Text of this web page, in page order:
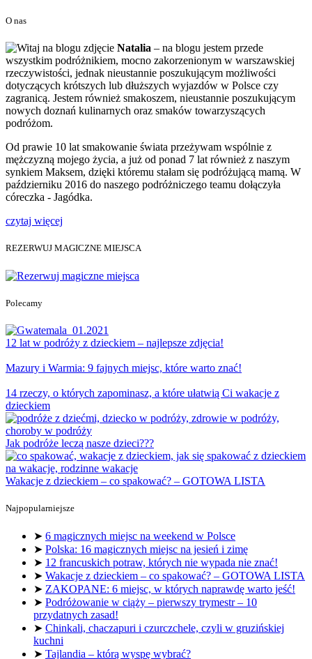
O nas
Natalia – na blogu jestem przede
wszystkim podróżnikiem, mocno zakorzenionym w warszawskiej
rzeczywistości, jednak nieustannie poszukującym możliwości
dotyczących krótszych lub dłuższych wyjazdów w Polsce czy
zagranicą. Jestem również smakoszem, nieustannie poszukującym
nowych doznań kulinarnych oraz smaków towarzyszących
podróżom.
Od prawie 10 lat smakowanie świata przeżywam wspólnie z
mężczyzną mojego życia, a już od ponad 7 lat również z naszym
synkiem Maksem, dzięki któremu stałam się podróżującą mamą. W
październiku 2016 do naszego podróżniczego teamu dołączyła
córeczka - Jagódka.
czytaj więcej
REZERWUJ MAGICZNE MIEJSCA
Polecamy
12 lat w podróży z dzieckiem – najlepsze zdjęcia!
Mazury i Warmia: 9 fajnych miejsc, które warto znać!
14 rzeczy, o których zapominasz, a które ułatwią Ci wakacje z
dzieckiem
Jak podróże leczą nasze dzieci???
Wakacje z dzieckiem – co spakować? – GOTOWA LISTA
Najpopularniejsze
➤ 6 magicznych miejsc na weekend w Polsce
➤ Polska: 16 magicznych miejsc na jesień i zimę
➤ 12 francuskich potraw, których nie wypada nie znać!
➤ Wakacje z dzieckiem – co spakować? – GOTOWA LISTA
➤ ZAKOPANE: 6 miejsc, w których naprawdę warto jeść!
➤ Podróżowanie w ciąży – pierwszy trymestr – 10
przydatnych zasad!
➤ Chinkali, chaczapuri i czurczchele, czyli w gruzińskiej
kuchni
➤ Tajlandia – którą wyspę wybrać?